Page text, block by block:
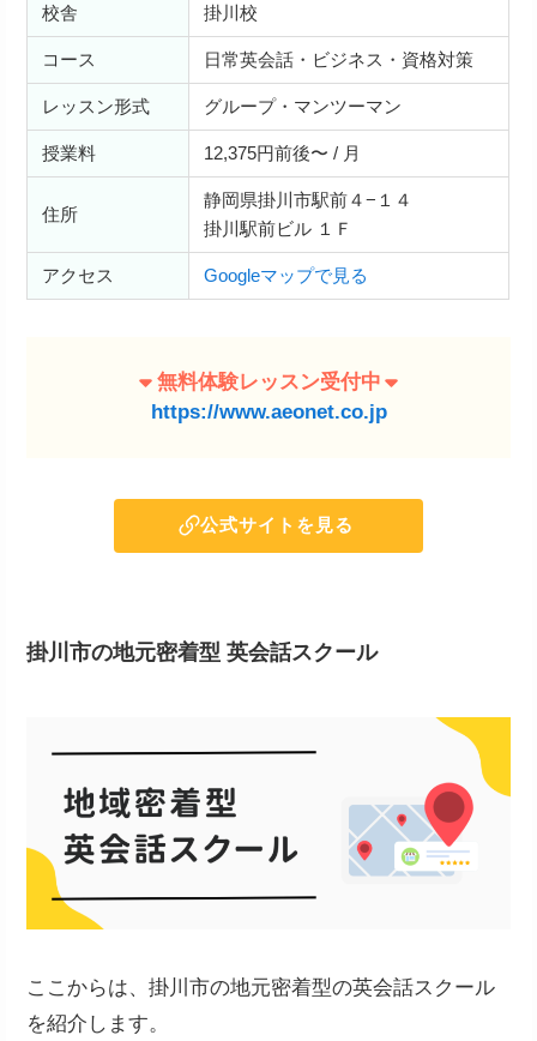
校舎 掛川校
コース 日常英会話・ビジネス・資格対策
レッスン形式 グループ・マンツーマン
授業料 12,375円前後〜 / 月
住所
静岡県掛川市駅前４−１４
掛川駅前ビル １Ｆ
アクセス Googleマップで見る
無料体験レッスン受付中
https://www.aeonet.co.jp
公式サイトを見る
掛川市の地元密着型 英会話スクール
ここからは、掛川市の地元密着型の英会話スクール
を紹介します。